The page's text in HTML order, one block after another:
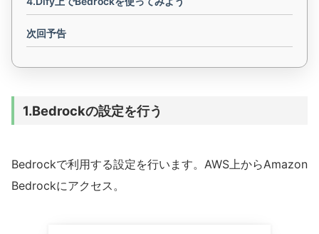
次回予告
1.Bedrockの設定を行う
Bedrockで利用する設定を行います。AWS上からAmazon
Bedrockにアクセス。